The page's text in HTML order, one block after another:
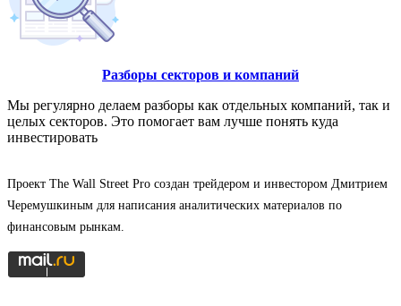
Разборы секторов и компаний
Мы регулярно делаем разборы как отдельных компаний, так и
целых секторов. Это помогает вам лучше понять куда
инвестировать
Проект The Wall Street Pro создан трейдером и инвестором Дмитрием
Черемушкиным для написания аналитических материалов по
финансовым рынкам.